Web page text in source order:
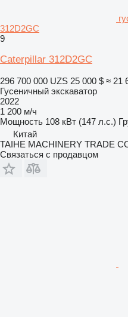
312D2GC
9
Caterpillar 312D2GC
296 700 000 UZS 25 000 $ ≈ 21
Гусеничный экскаватор
2022
1 200 м/ч
Мощность 108 кВт (147 л.с.)
Китай
TAIHE MACHINERY TRADE
Связаться с продавцом